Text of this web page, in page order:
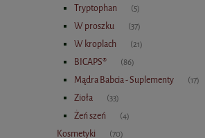
Tryptophan (5)
W proszku (37)
W kroplach (21)
BICAPS® (86)
Mądra Babcia - Suplementy (17)
Zioła (33)
Żeń szeń (4)
Kosmetyki (70)